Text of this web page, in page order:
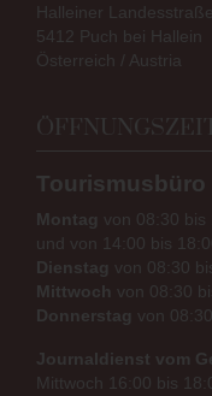
Halleiner
5412 Puch bei Hallein
Österreich / Austria
Tourismusbüro
Montag von 08:30 bis
und von 14:00 bis
Dienstag von 08:30
Mittwoch von 08:30
Donnerstag von
Journaldienst vom
Mittwoch 16:00 bis